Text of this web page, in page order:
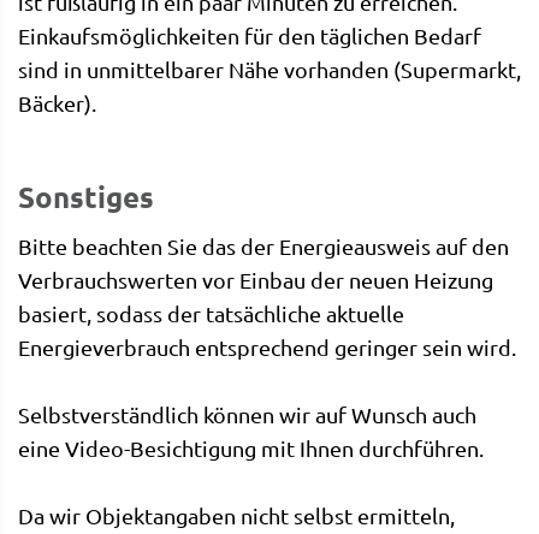
Einkaufsmöglichkeiten für den täglichen Bedarf
sind in unmittelbarer Nähe vorhanden (Supermarkt,
Bäcker).
Sonstiges
Bitte beachten Sie das der Energieausweis auf den
Verbrauchswerten vor Einbau der neuen Heizung
basiert, sodass der tatsächliche aktuelle
Energieverbrauch entsprechend geringer sein wird.
Selbstverständlich können wir auf Wunsch auch
eine Video-Besichtigung mit Ihnen durchführen.
Da wir Objektangaben nicht selbst ermitteln,